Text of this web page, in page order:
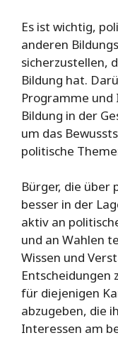
Es ist wichtig,
anderen
sicherzustellen,
Bildung hat.
Programme
Bildung in der
um das
politische
Bürger, die über
besser in der
aktiv an
und an Wahlen
Wissen und
Entscheidungen
für diejenigen
abzugeben, die
Interessen am